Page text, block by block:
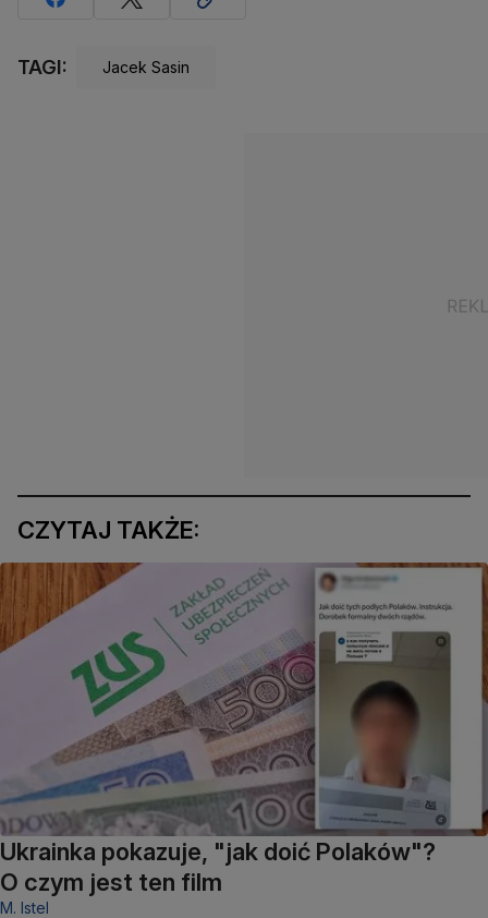
TAGI: Jacek Sasin
CZYTAJ TAKŻE:
Ukrainka pokazuje, "jak doić Polaków"?
O czym jest ten film
M. Istel